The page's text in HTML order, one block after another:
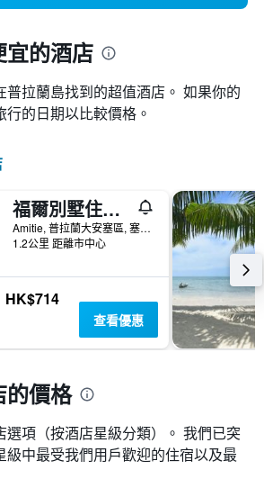
宜的酒店
普拉蘭島找到的超值酒店。 如果你的
的日期以比較價格。
福爾別墅住宿加早餐旅館
Amitie, 普拉蘭大安塞區, 塞席爾
1.2公里 距離市中心
HK$714
查看優惠
的價格
選項（按酒店星級分類）。 我們已突
級中最受我們用戶歡迎的住宿以及最